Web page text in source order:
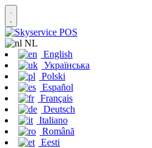
NL
English
Українська
Polski
Español
Français
Deutsch
Italiano
Română
Eesti